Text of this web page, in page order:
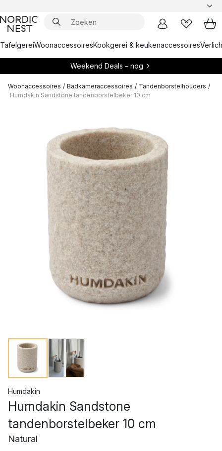
TafelgereiWoonaccessoiresKookgerei & keukenaccessoires
Weekend Deals – nog
Woonaccessoires / Badkameraccessoires / Tandenborstelhouders /
Humdakin Sandstone tandenborstelbeker 10 cm
Humdakin
Humdakin Sandstone
tandenborstelbeker 10 cm
Natural